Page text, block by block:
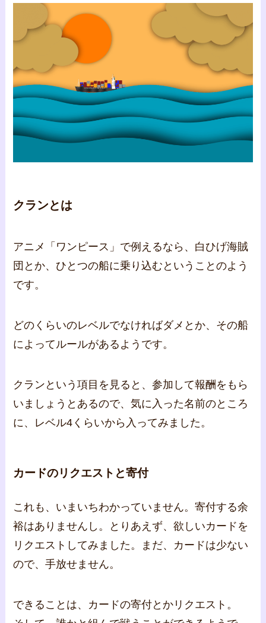
クランとは
アニメ「ワンピース」で例えるなら、白ひげ海賊
団とか、ひとつの船に乗り込むということのよう
です。
どのくらいのレベルでなければダメとか、その船
によってルールがあるようです。
クランという項目を見ると、参加して報酬をもら
いましょうとあるので、気に入った名前のところ
に、レベル4くらいから入ってみました。
カードのリクエストと寄付
これも、いまいちわかっていません。寄付する余
裕はありませんし。とりあえず、欲しいカードを
リクエストしてみました。まだ、カードは少ない
ので、手放せません。
できることは、カードの寄付とかリクエスト。